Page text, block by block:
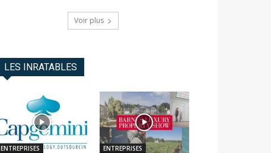
Voir plus
LES INRATABLES
ENTREPRISES ENTREPRISES